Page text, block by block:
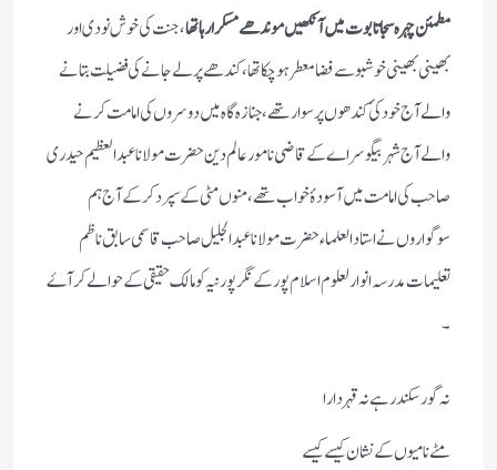
مطمئن چہرہ سجا تابوت میں آنکھیں موندھے مسکرا رہا تھا،جنت کی خوش نودی اور
بھینی بھینی خوشبو سے فضا معطر ہوچکا تھا،کندھے پر لے جانے کی فضیلت بتانے
والے آج خود کئ کندھوں پر سوار تھے،جنازہ گاہ میں دوسروں کی امامت کرنے
والے آج شہر بیگوسراے کے قاضی نامور عالم دین حضرت مولانا عبد العظیم حیدری
صاحب کی امامت میں آسودۂ خواب تھے،منوں مٹی کے سپرد کرکے آج ہم
سوگواروں نے استاد العلماء حضرت مولانا عبد الجلیل صاحب قاسمی سابق ناظم
تعلیمات مدرسہ انوارلعلوم اسلام پور کے نگر پورنیہ کو مالک حقیقی کے حوالے کر آۓ
۔
نہ گورسکندر ہے نہ قہر دارا
مٹے نامیوں کے نشان کیسے کیسے